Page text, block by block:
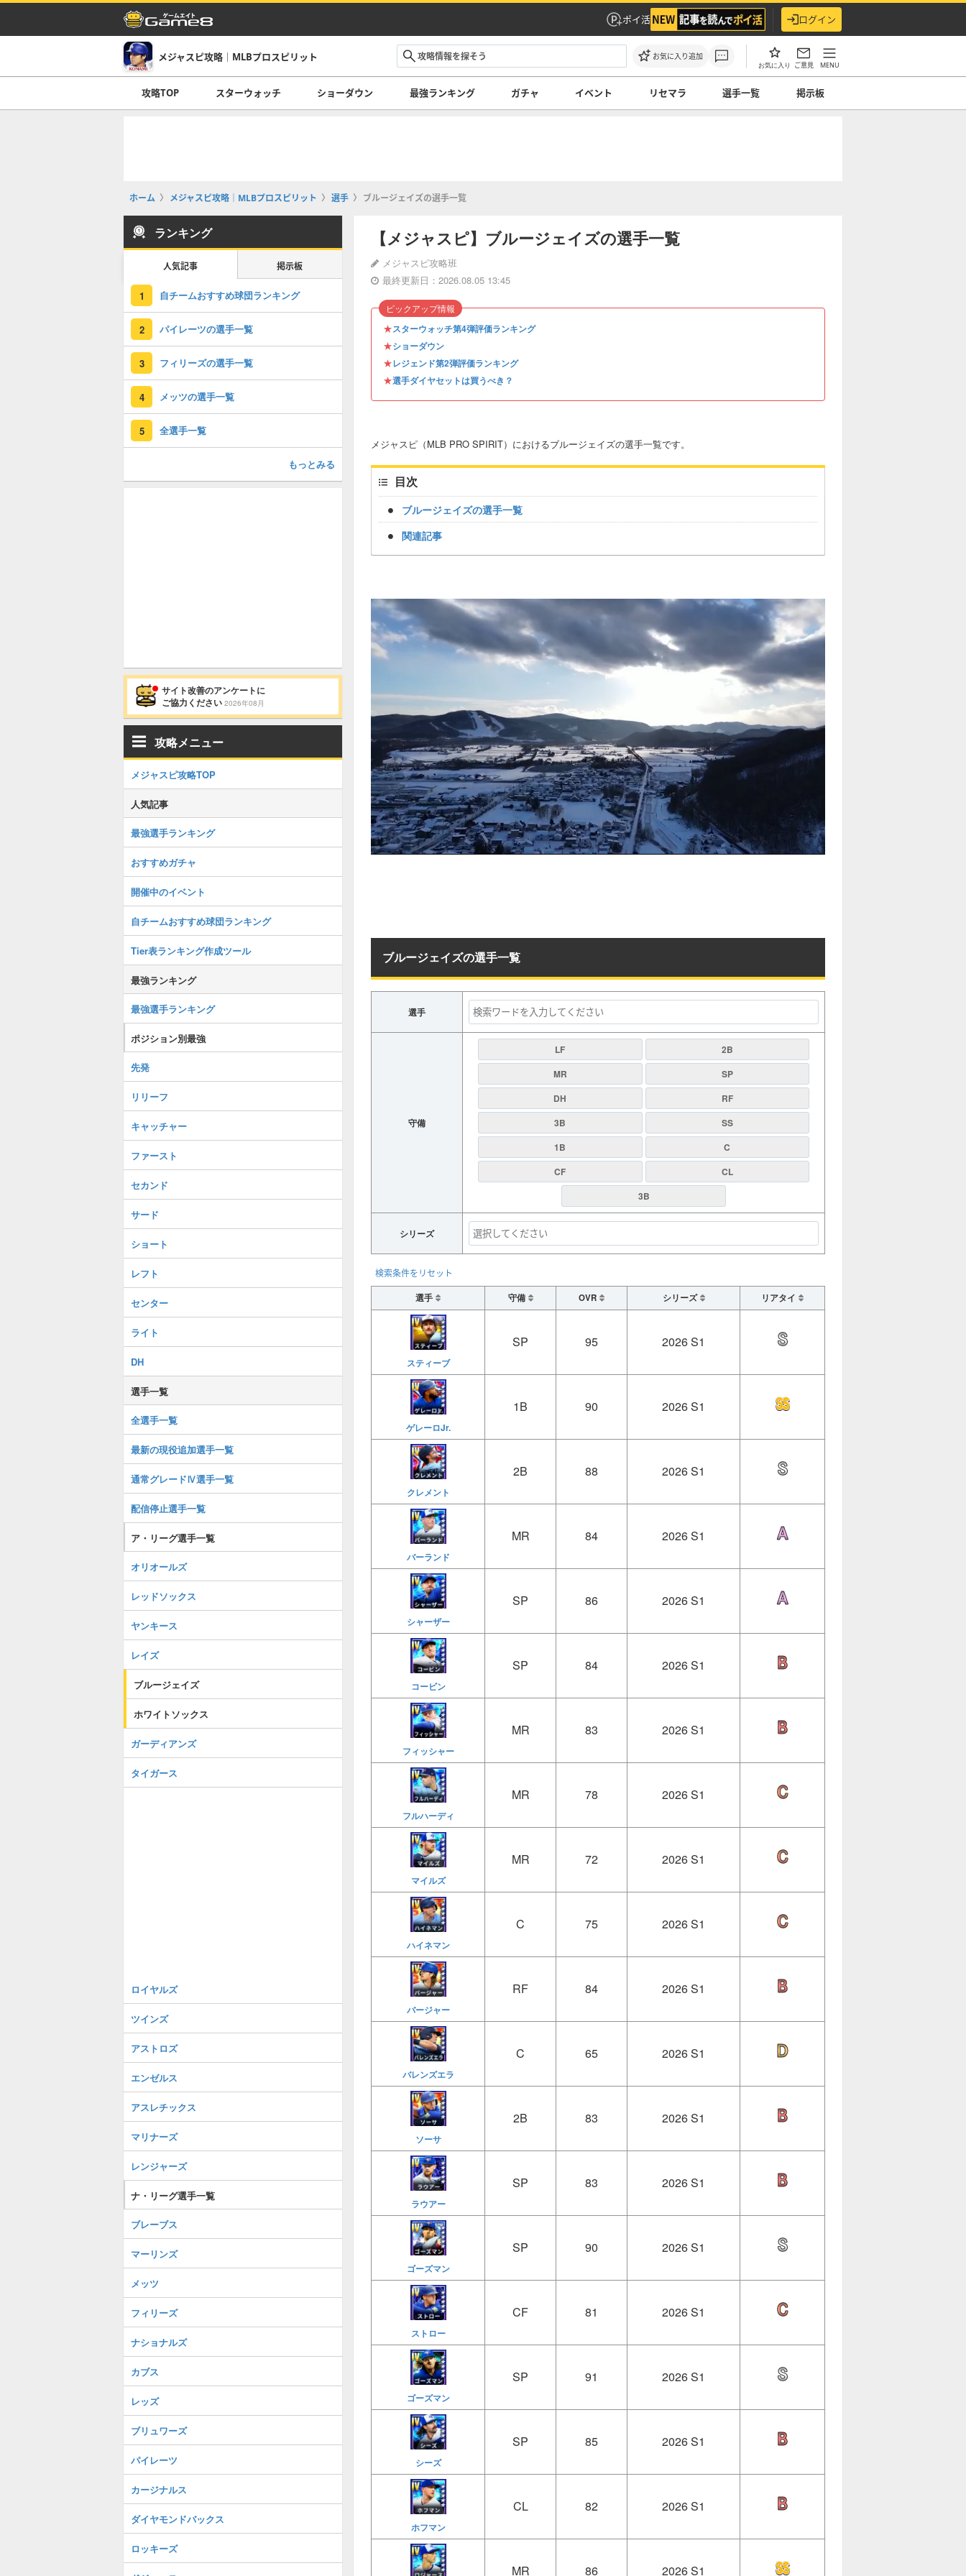
ポイ活 ログイン
メジャスピ攻略｜MLBプロスピリット お気に入り追加
お気に入り ご意見 MENU
攻略TOP スターウォッチ ショーダウン 最強ランキング ガチャ イベント リセマラ 選手一覧 掲示板
ホーム メジャスピ攻略｜MLBプロスピリット 選手 ブルージェイズの選手一覧
【メジャスピ】ブルージェイズの選手一覧
メジャスピ攻略班
最終更新日：2026.08.05 13:45
★スターウォッチ第4弾評価ランキング
★ショーダウン
★レジェンド第2弾評価ランキング
★選手ダイヤセットは買うべき？
ピックアップ情報
メジャスピ（MLB PRO SPIRIT）におけるブルージェイズの選手一覧です。
目次
ブルージェイズの選手一覧
関連記事
ブルージェイズの選手一覧
選手
守備
LF
2B
MR
SP
DH
RF
3B
SS
1B
C
CF
CL
3B
シリーズ
検索条件をリセット
選手
守備 OVR シリーズ リアタイ
スティーブ
SP 95 2026 S1
ゲレーロJr.
1B 90 2026 S1
クレメント
2B 88 2026 S1
バーランド
MR 84 2026 S1
シャーザー
SP 86 2026 S1
コービン
SP 84 2026 S1
フィッシャー
MR 83 2026 S1
フルハーディ
MR 78 2026 S1
マイルズ
MR 72 2026 S1
ハイネマン
C 75 2026 S1
バージャー
RF 84 2026 S1
バレンズエラ
C 65 2026 S1
ソーサ
2B 83 2026 S1
ラウアー
SP 83 2026 S1
ゴーズマン
SP 90 2026 S1
ストロー
CF 81 2026 S1
ゴーズマン
SP 91 2026 S1
シーズ
SP 85 2026 S1
ホフマン
CL 82 2026 S1
MR 86 2026 S1
ランキング
人気記事 掲示板
1 自チームおすすめ球団ランキング
2 パイレーツの選手一覧
3 フィリーズの選手一覧
4 メッツの選手一覧
5 全選手一覧
もっとみる
サイト改善のアンケートに
ご協力ください 2026年08月
攻略メニュー
メジャスピ攻略TOP
人気記事
最強選手ランキング
おすすめガチャ
開催中のイベント
自チームおすすめ球団ランキング
Tier表ランキング作成ツール
最強ランキング
最強選手ランキング
ポジション別最強
先発
リリーフ
キャッチャー
ファースト
セカンド
サード
ショート
レフト
センター
ライト
DH
選手一覧
全選手一覧
最新の現役追加選手一覧
通常グレードⅣ選手一覧
配信停止選手一覧
ア・リーグ選手一覧
オリオールズ
レッドソックス
ヤンキース
レイズ
ブルージェイズ
ホワイトソックス
ガーディアンズ
タイガース
ロイヤルズ
ツインズ
アストロズ
エンゼルス
アスレチックス
マリナーズ
レンジャーズ
ナ・リーグ選手一覧
ブレーブス
マーリンズ
メッツ
フィリーズ
ナショナルズ
カブス
レッズ
ブリュワーズ
パイレーツ
カージナルス
ダイヤモンドバックス
ロッキーズ